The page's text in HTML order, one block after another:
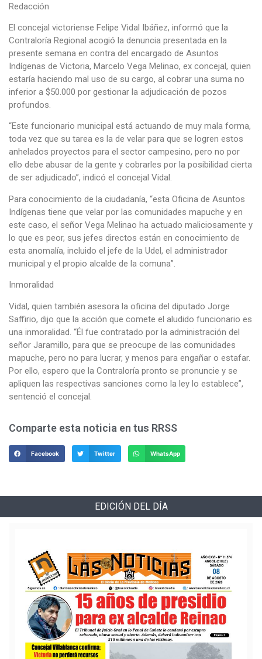
Redacción
El concejal victoriense Felipe Vidal Ibáñez, informó que la
Contraloría Regional acogió la denuncia presentada en la
presente semana en contra del encargado de Asuntos
Indígenas de Victoria, Marcelo Vega Melinao, ex concejal, quien
estaría haciendo mal uso de su cargo, al cobrar una suma no
inferior a $50.000 por gestionar la adjudicación de pozos
profundos.
“Este funcionario municipal está actuando de muy mala forma,
toda vez que su tarea es la de velar para que se logren estos
anhelados proyectos para el sector campesino, pero no por
ello debe abusar de la gente y cobrarles por la posibilidad cierta
de ser adjudicado”, indicó el concejal Vidal.
Para conocimiento de la ciudadanía, “esta Oficina de Asuntos
Indígenas tiene que velar por las comunidades mapuche y en
este caso, el señor Vega Melinao ha actuado maliciosamente y
lo que es peor, sus jefes directos están en conocimiento de
esta anomalía, incluido el jefe de la Udel, el administrador
municipal y el propio alcalde de la comuna”.
Inmoralidad
Vidal, quien también asesora la oficina del diputado Jorge
Saffirio, dijo que la acción que comete el aludido funcionario es
una inmoralidad. “Él fue contratado por la administración del
señor Jaramillo, para que se preocupe de las comunidades
mapuche, pero no para lucrar, y menos para engañar o estafar.
Por ello, espero que la Contraloría pronto se pronuncie y se
apliquen las respectivas sanciones como la ley lo establece”,
sentenció el concejal.
Comparte esta noticia en tus RRSS
Facebook Twitter WhatsApp
EDICIÓN DEL DÍA